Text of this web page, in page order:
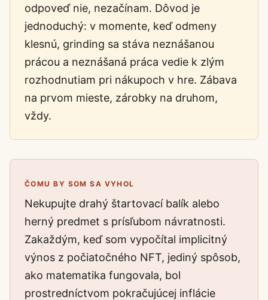
odpoveď nie, nezačínam. Dôvod je
jednoduchý: v momente, keď odmeny
klesnú, grinding sa stáva neznášanou
prácou a neznášaná práca vedie k zlým
rozhodnutiam pri nákupoch v hre. Zábava
na prvom mieste, zárobky na druhom,
vždy.
ČOMU BY SOM SA VYHOL
Nekupujte drahý štartovací balík alebo
herný predmet s prísľubom návratnosti.
Zakaždým, keď som vypočítal implicitný
výnos z počiatočného NFT, jediný spôsob,
ako matematika fungovala, bol
prostredníctvom pokračujúcej inflácie